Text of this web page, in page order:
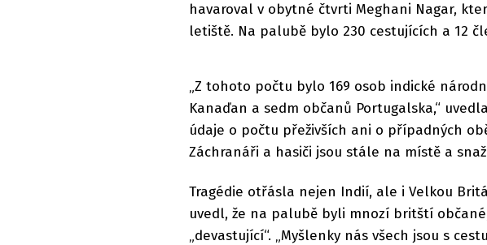
havaroval v obytné čtvrti Meghani Nagar,
letiště. Na palubě bylo 230 cestujících a 12
„Z tohoto počtu bylo 169 osob indické
Kanaďan a sedm občanů Portugalska,“
údaje o počtu přeživších ani o případných
Záchranáři a hasiči jsou stále na místě a
Tragédie otřásla nejen Indií, ale i Velkou
uvedl, že na palubě byli mnozí britští
„devastující“. „Myšlenky nás všech jsou s